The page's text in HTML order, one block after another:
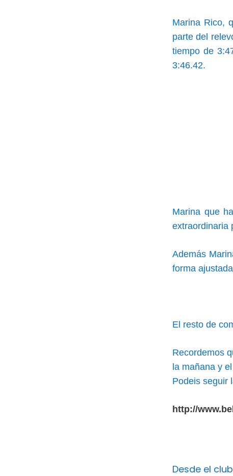
Marina Rico,
parte del
tiempo de
3:46.42.
Marina que
extraordinaria
Además
forma
El resto de
Recordemos
la mañana y
Podeis seguir
http://
Desde el